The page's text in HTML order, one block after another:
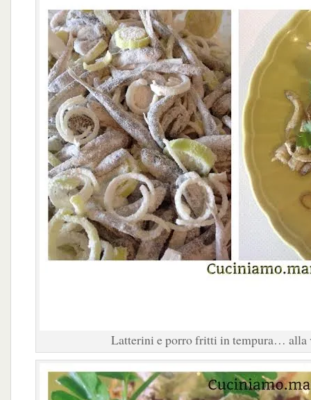
Latterini e porro fritti in tempura… alla